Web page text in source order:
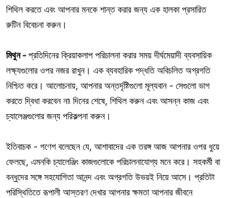
শিথিল করতে এবং আপনার মনকে শান্ত করার জন্য এক হালকা প্রসারিত
রুটিন বিবেচনা করুন।
মিথুন -প্রতিদিনের ক্রিয়াকলাপ পরিচালনা করার সময় দীর্ঘমেয়াদী ব্যবসায়িক
লক্ষ্যগুলোর ওপর নজর রাখুন। এক ব্যবহারিক পদ্ধতি অবিচলিত অগ্রগতি
নিশ্চিত করে। আলোচনায়, আপনার অন্তর্দৃষ্টিগুলো মূল্যবান - সেগুলো ভাগ
করতে দ্বিধা করবেন না৷ দিনের শেষে, শিথিল করুন এবং আসন্ন কাজ এবং
চ্যালেঞ্জগুলোর জন্য পরিকল্পনা করুন।
ইতিবাচক - গণেশ বলেছেন যে, আশাবাদের এক তরঙ্গ আজ আপনার ওপর ধুয়ে
ফেলছে, এমনকি চ্যালেঞ্জিং কাজগুলোকে পরিচালনাযোগ্য মনে করে। সহকর্মী বা
বন্ধুদের সঙ্গে সহযোগিতা আনন্দ এবং অগ্রগতি উভয়ই নিয়ে আসে। প্রতিটা
পরিস্থিতিতে রূপালী আস্তরণ দেখার আপনার ক্ষমতা আপনার জীবনে